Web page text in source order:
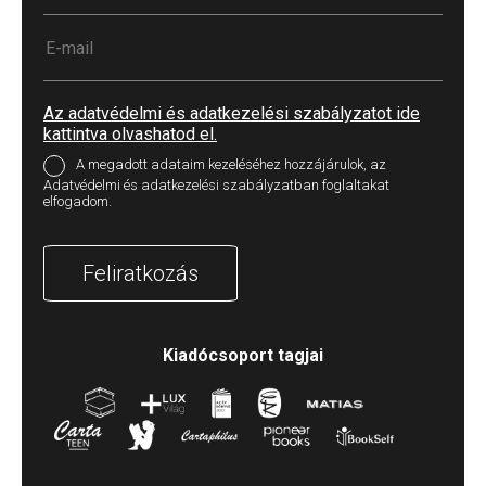
Az adatvédelmi és adatkezelési szabályzatot ide
kattintva olvashatod el.
A megadott adataim kezeléséhez hozzájárulok, az
Adatvédelmi és adatkezelési szabályzatban foglaltakat
elfogadom.
Feliratkozás
Kiadócsoport tagjai